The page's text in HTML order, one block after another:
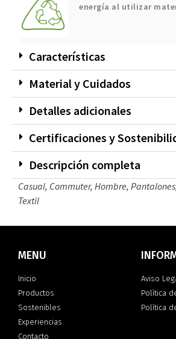
energía al
Características
Material y Cuidados
Detalles adicionales
Certificaciones y
Descripción completa
Casual, Commuter, Hombre, Pantalones
Textil
MENU
Inicio
Productos
Sostenibles
Experiencias
Contacto
Aviso
Política
Política